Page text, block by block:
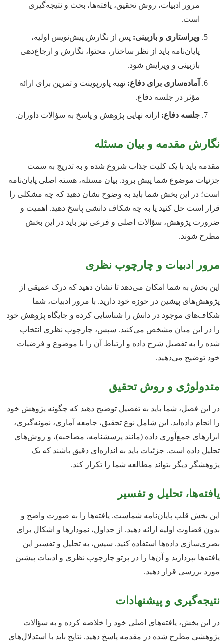
مرور ادبیات، روش تحقیق، یافته‌ها، بحث و نتیجه‌گیری
است.
ویراستاری و بازبینی: پس از نگارش پیش‌نویس اولیه،
پایان‌نامه باید از نظر ساختار، محتوا، نگارش و ارجاع‌دهی
بازبینی و ویرایش شود.
آماده‌سازی برای دفاع: تهیه پاورپوینت و تمرین برای ارائه
مؤثر در جلسه دفاع.
جلسه دفاع: ارائه نهایی پژوهش و پاسخ به سؤالات داوران.
نگارش مقدمه و بیان مسئله
مقدمه باید با یک کلیت جذاب شروع شده و به تدریج به سمت
جزئیات موضوع شما پیش برود. بیان مسئله، هسته اصلی پایان‌نامه
است؛ در این بخش شما باید به وضوح نشان دهید که چه مشکلی را
قرار است حل کنید یا به چه شکاف دانشی پاسخ دهید. اهمیت و
ضرورت پژوهش، سؤالات اصلی و فرعی نیز باید در این بخش
مطرح شوند.
مرور ادبیات و چارچوب نظری
این بخش به شما امکان می‌دهد تا نشان دهید که درک عمیقی از
پژوهش‌های پیشین در حوزه خود دارید. با مرور ادبیات، شما
شکاف‌های موجود در دانش را شناسایی کرده و جایگاه پژوهش خود
را در این میان مشخص می‌کنید. سپس، چارچوب نظری انتخاب
شده را به تفصیل شرح داده و ارتباط آن را با موضوع و فرضیات
خود توضیح می‌دهید.
متدولوژی و روش تحقیق
در این فصل، شما باید به تفصیل توضیح دهید که چگونه پژوهش خود
را انجام داده‌اید. این شامل نوع تحقیق، جامعه آماری، نمونه‌گیری،
ابزارهای جمع‌آوری داده (مانند پرسشنامه، مصاحبه)، و روش‌های
تحلیل داده است. جزئیات باید به اندازه‌ای دقیق باشند که یک
پژوهشگر دیگر بتواند مطالعه شما را تکرار کند.
یافته‌ها، تحلیل و تفسیر
این بخش قلب پایان‌نامه شماست. یافته‌ها را به صورت واضح و
بدون قضاوت اولیه ارائه دهید. از جداول، نمودارها و اشکال برای
بصری‌سازی داده‌ها استفاده کنید. سپس، به تحلیل و تفسیر این
یافته‌ها بپردازید و آن‌ها را در پرتو چارچوب نظری و ادبیات پیشین
مورد بررسی قرار دهید.
نتیجه‌گیری و پیشنهادات
در این بخش، یافته‌های اصلی خود را خلاصه کرده و به سؤالات
پژوهشی مطرح شده در مقدمه پاسخ دهید. نتایج باید با استدلال‌های